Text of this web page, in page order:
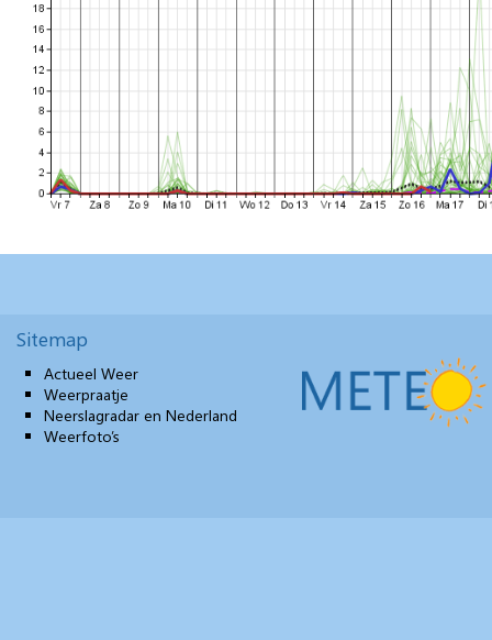
Sitemap
Actueel Weer
Weerpraatje
Neerslagradar en Nederland
Weerfoto’s